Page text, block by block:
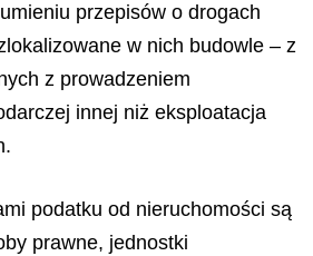
przepisów o drogach
w nich budowle – z
z prowadzeniem
innej niż eksploatacja
podatku od nieruchomości są
prawne, jednostki